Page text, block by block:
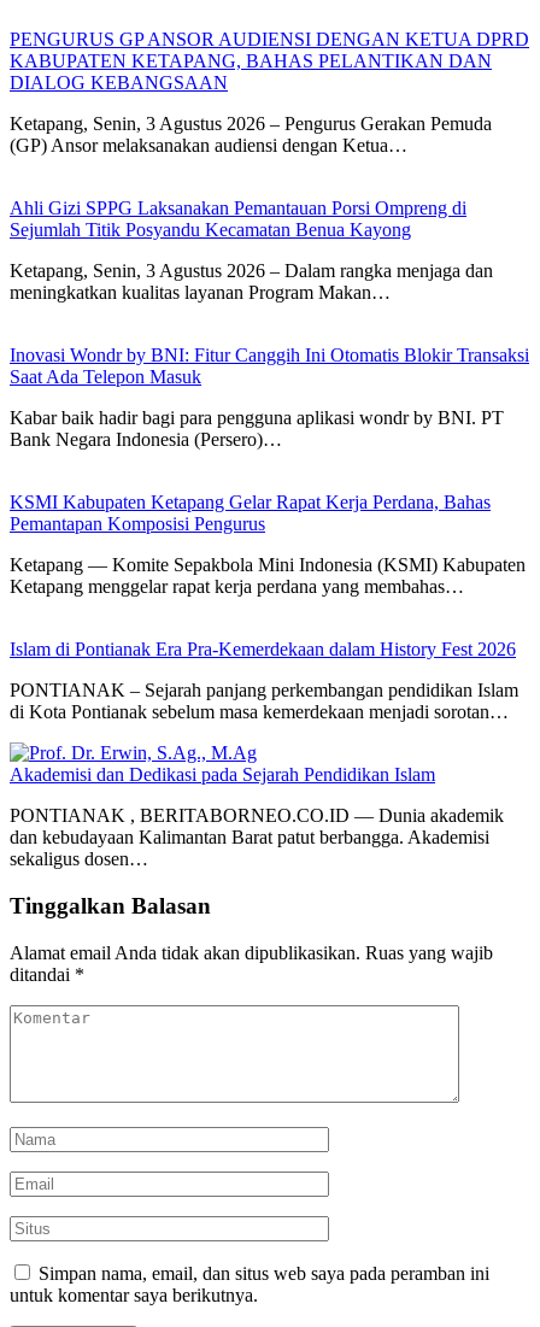
PENGURUS GP ANSOR AUDIENSI DENGAN KETUA DPRD
KABUPATEN KETAPANG, BAHAS PELANTIKAN DAN
DIALOG KEBANGSAAN
Ketapang, Senin, 3 Agustus 2026 – Pengurus Gerakan Pemuda
(GP) Ansor melaksanakan audiensi dengan Ketua…
Ahli Gizi SPPG Laksanakan Pemantauan Porsi Ompreng di
Sejumlah Titik Posyandu Kecamatan Benua Kayong
Ketapang, Senin, 3 Agustus 2026 – Dalam rangka menjaga dan
meningkatkan kualitas layanan Program Makan…
Inovasi Wondr by BNI: Fitur Canggih Ini Otomatis Blokir Transaksi
Saat Ada Telepon Masuk
Kabar baik hadir bagi para pengguna aplikasi wondr by BNI. PT
Bank Negara Indonesia (Persero)…
KSMI Kabupaten Ketapang Gelar Rapat Kerja Perdana, Bahas
Pemantapan Komposisi Pengurus
Ketapang — Komite Sepakbola Mini Indonesia (KSMI) Kabupaten
Ketapang menggelar rapat kerja perdana yang membahas…
Islam di Pontianak Era Pra-Kemerdekaan dalam History Fest 2026
PONTIANAK – Sejarah panjang perkembangan pendidikan Islam
di Kota Pontianak sebelum masa kemerdekaan menjadi sorotan…
Akademisi dan Dedikasi pada Sejarah Pendidikan Islam
PONTIANAK , BERITABORNEO.CO.ID — Dunia akademik
dan kebudayaan Kalimantan Barat patut berbangga. Akademisi
sekaligus dosen…
Tinggalkan Balasan
Alamat email Anda tidak akan dipublikasikan. Ruas yang wajib
ditandai *
Simpan nama, email, dan situs web saya pada peramban ini
untuk komentar saya berikutnya.